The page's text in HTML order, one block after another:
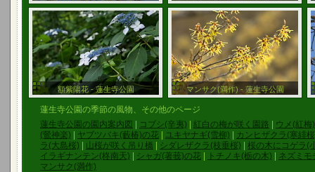
額紫陽花 - 蓮生寺公園 マンサク(満作) - 蓮生寺公園
蓮生寺公園の季節の風物、その他のページ
蓮生寺公園の園内案内図
コブシ(辛夷) 紅白の梅が咲く園路
ウメ(紅梅)
(鶯神楽)
ヤブツバキ(藪椿)の花 ユキヤナギ(雪柳)
カンヒザクラ(寒緋
ラ(大島桜)
山桜が咲く吊り橋 シダレザクラ(枝垂桜)
桜の木にコゲラ(
イラギナンテン(柊南天)
シャガ(著莪)の花 トチノキ(栃の木)
ネズミモ
マンサク(満作)